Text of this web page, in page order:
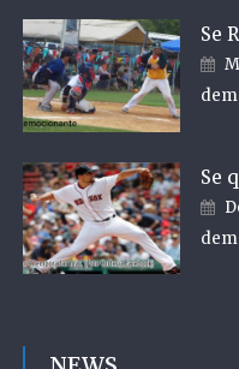
Se
Se